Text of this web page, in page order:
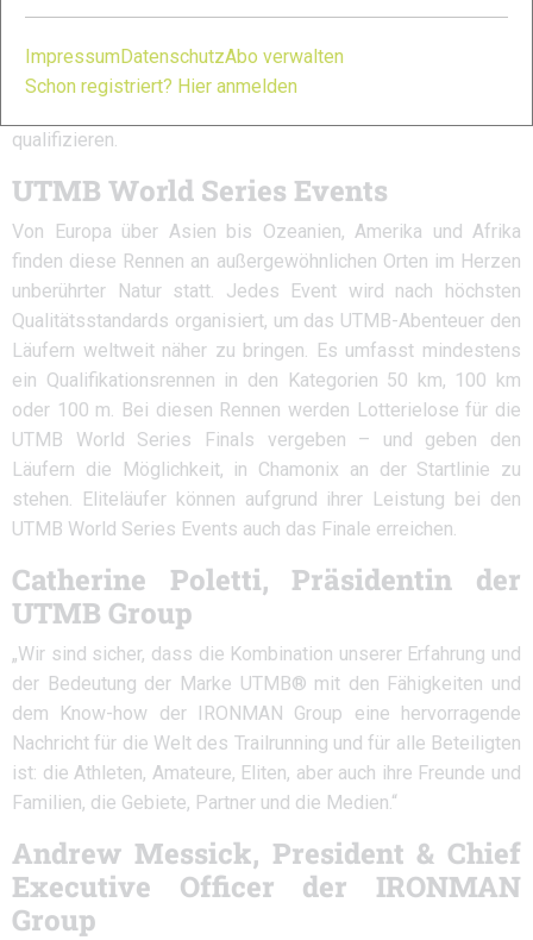
antreten können. Jedes UTMB World Series Major umfasst
mindestens ein Rennen in der Kategorie – 50 km, 100 km und
100 m -, wobei Elite- und Amateur-Finisher die doppelte
qualifizieren.
UTMB World Series Events
Von Europa über Asien bis Ozeanien, Amerika und Afrika
finden diese Rennen an außergewöhnlichen Orten im Herzen
unberührter Natur statt. Jedes Event wird nach höchsten
Qualitätsstandards organisiert, um das UTMB-Abenteuer den
Läufern weltweit näher zu bringen. Es umfasst mindestens
ein Qualifikationsrennen in den Kategorien 50 km, 100 km
oder 100 m. Bei diesen Rennen werden Lotterielose für die
UTMB World Series Finals vergeben – und geben den
Läufern die Möglichkeit, in Chamonix an der Startlinie zu
stehen. Eliteläufer können aufgrund ihrer Leistung bei den
UTMB World Series Events auch das Finale erreichen.
Catherine Poletti, Präsidentin der
UTMB Group
„Wir sind sicher, dass die Kombination unserer Erfahrung und
der Bedeutung der Marke UTMB® mit den Fähigkeiten und
dem Know-how der IRONMAN Group eine hervorragende
Nachricht für die Welt des Trailrunning und für alle Beteiligten
ist: die Athleten, Amateure, Eliten, aber auch ihre Freunde und
Familien, die Gebiete, Partner und die Medien.“
Andrew Messick, President & Chief
Executive Officer der IRONMAN
Group
Impressum DatenschutzAbo verwalten
Schon registriert? Hier anmelden